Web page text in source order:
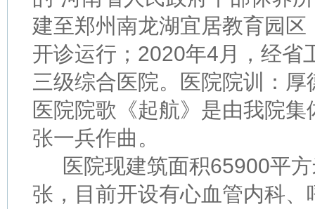
建至郑州南龙湖宜居教育园
开诊运行；2020年4月，经省
三级综合医院。医院院训：
医院院歌《起航》是由我院
张一兵作曲。
医院现建筑面积65900平
张，目前开设有心血管内科、